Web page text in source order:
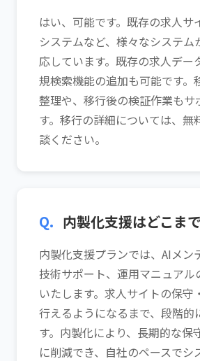
はい、可能です。既存の求人サ
システムなど、様々なシステム
応しています。既存の求人デー
規検索機能の追加も可能です。
整理や、移行後の検証作業もサ
す。移行の詳細については、無
談ください。
Q. 内製化支援はどこま
内製化支援プランでは、AIメン
技術サポート、運用マニュアル
いたします。求人サイトの保守
行えるようになるまで、段階的
す。内製化により、長期的な保
に削減でき、自社のペースでシ